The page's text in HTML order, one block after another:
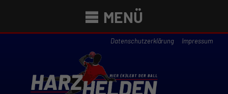
MENÜ
Datenschutzerklärung Impressum